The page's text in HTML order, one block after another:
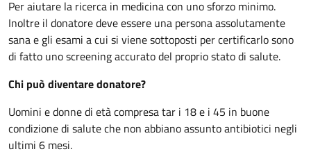
Per aiutare la ricerca in medicina con uno sforzo minimo.
Inoltre il donatore deve essere una persona assolutamente
sana e gli esami a cui si viene sottoposti per certificarlo sono
di fatto uno screening accurato del proprio stato di salute.
Chi può diventare donatore?
Uomini e donne di età compresa tar i 18 e i 45 in buone
condizione di salute che non abbiano assunto antibiotici negli
ultimi 6 mesi.